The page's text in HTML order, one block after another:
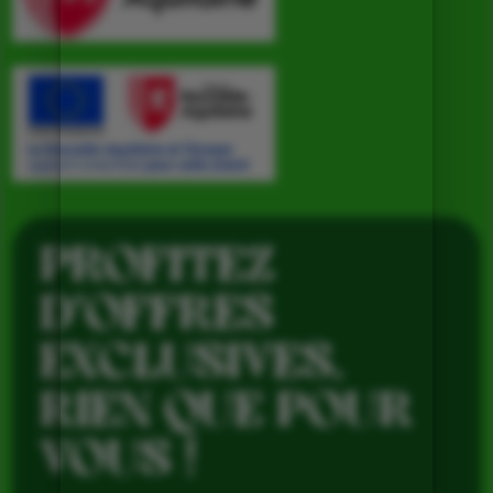
PROFITEZ
D’OFFRES
EXCLUSIVES,
RIEN QUE POUR
VOUS !